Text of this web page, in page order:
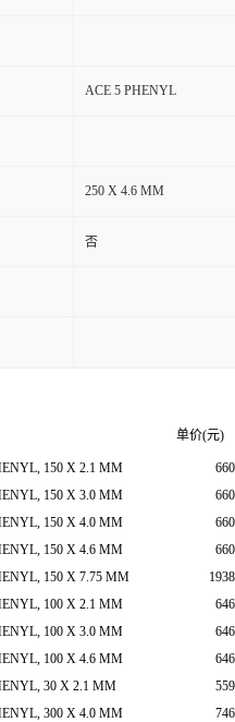
ACE 5 PHENYL
250 X 4.6 MM
否
单价(元)
150 X 2.1 MM
150 X 3.0 MM
150 X 4.0 MM
150 X 4.6 MM
150 X 7.75 MM
100 X 2.1 MM
100 X 3.0 MM
100 X 4.6 MM
30 X 2.1 MM
300 X 4.0 MM